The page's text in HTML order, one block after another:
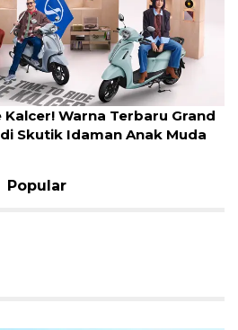
Kalcer! Warna Terbaru Grand
Skutik Idaman Anak Muda
Popular